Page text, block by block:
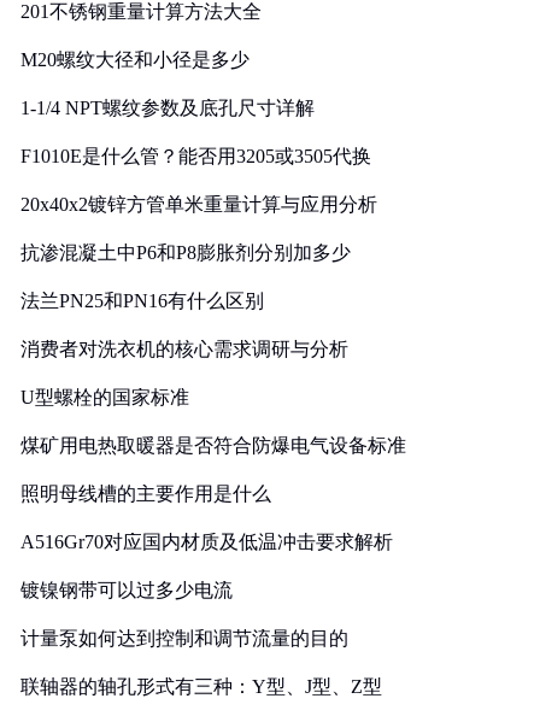
201不锈钢重量计算方法大全
M20螺纹大径和小径是多少
1-1/4 NPT螺纹参数及底孔尺寸详解
F1010E是什么管？能否用3205或3505代换
20x40x2镀锌方管单米重量计算与应用分析
抗渗混凝土中P6和P8膨胀剂分别加多少
法兰PN25和PN16有什么区别
消费者对洗衣机的核心需求调研与分析
U型螺栓的国家标准
煤矿用电热取暖器是否符合防爆电气设备标准
照明母线槽的主要作用是什么
A516Gr70对应国内材质及低温冲击要求解析
镀镍钢带可以过多少电流
计量泵如何达到控制和调节流量的目的
联轴器的轴孔形式有三种：Y型、J型、Z型